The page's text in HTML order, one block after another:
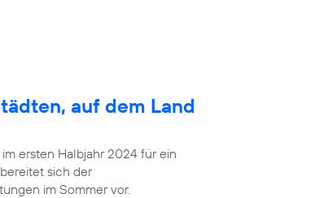
auf dem Land
ersten Halbjahr 2024 für ein
sich der
im Sommer vor.